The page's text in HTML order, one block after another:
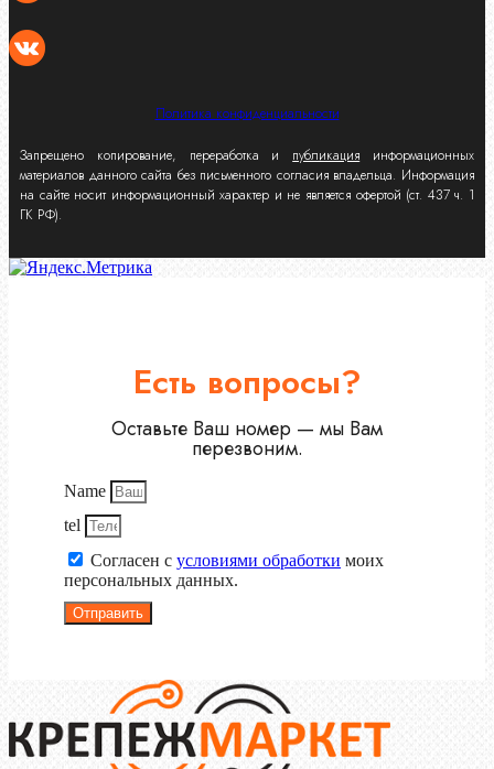
Политика конфиденциальности
Запрещено копирование, переработка и публикация информационных
материалов данного сайта без письменного согласия владельца. Информация
на сайте носит информационный характер и не является офертой (ст. 437 ч. 1
ГК РФ).
Есть вопросы?
Оставьте Ваш номер — мы Вам
перезвоним.
Name
tel
Согласен с условиями обработки моих
персональных данных.
Отправить